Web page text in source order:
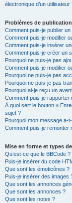
électronique d’un utilisateur
Problèmes de publication
Comment puis-je publier
Comment puis-je modifier
Comment puis-je insérer
Comment puis-je créer un
Pourquoi ne puis-je pas
Comment puis-je modifier
Pourquoi ne puis-je pas
Pourquoi ne puis-je pas
Pourquoi ai-je reçu un
Comment puis-je
À quoi sert le bouton «
sujet ?
Pourquoi mon message a-
Comment puis-je remonter
Mise en forme et types
Qu’est-ce que le BBCode ?
Puis-je insérer du code
Que sont les émoticônes ?
Puis-je insérer des images
Que sont les annonces
Que sont les annonces ?
Que sont les notes ?